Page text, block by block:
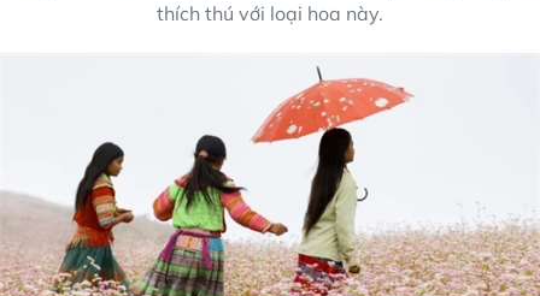
thích thú với loại hoa này.